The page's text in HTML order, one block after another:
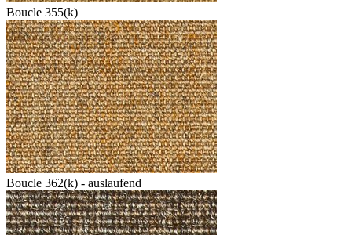
Boucle 355(k)
Boucle 362(k) - auslaufend